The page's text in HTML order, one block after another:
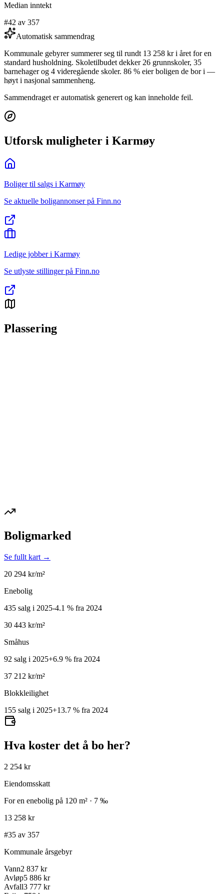
Median inntekt
#42 av 357
Automatisk sammendrag
Kommunale gebyrer summerer seg til rundt 13 258 kr i året for en
standard husholdning. Skoletilbudet dekker 26 grunnskoler, 35
barnehager og 4 videregående skoler. 86 % eier boligen de bor i —
høyt i nasjonal sammenheng.
Sammendraget er automatisk generert og kan inneholde feil.
Utforsk muligheter i Karmøy
Boliger til salgs i Karmøy
Se aktuelle boligannonser på Finn.no
Ledige jobber i Karmøy
Se utlyste stillinger på Finn.no
Plassering
Boligmarked
Se fullt kart →
20 294 kr/m²
Enebolig
435 salg i 2025-4.1 % fra 2024
30 443 kr/m²
Småhus
92 salg i 2025+6.9 % fra 2024
37 212 kr/m²
Blokkleilighet
155 salg i 2025+13.7 % fra 2024
Hva koster det å bo her?
2 254 kr
Eiendomsskatt
For en enebolig på 120 m² · 7 ‰
13 258 kr
#35 av 357
Kommunale årsgebyr
Vann2 837 kr
Avløp5 886 kr
Avfall3 777 kr